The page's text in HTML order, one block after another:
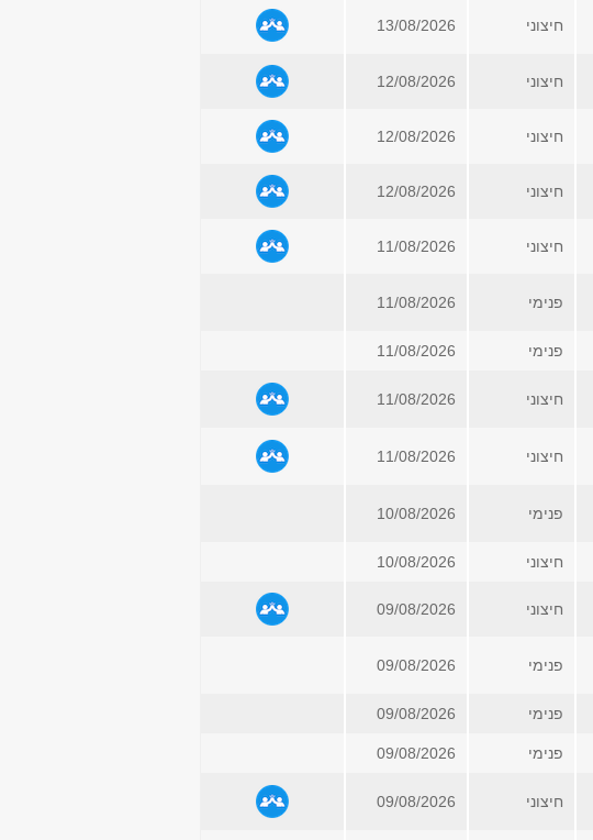
חיצוני 13/08/2026
חיצוני 12/08/2026
חיצוני 12/08/2026
חיצוני 12/08/2026
חיצוני 11/08/2026
פנימי 11/08/2026
פנימי 11/08/2026
חיצוני 11/08/2026
חיצוני 11/08/2026
פנימי 10/08/2026
חיצוני 10/08/2026
חיצוני 09/08/2026
פנימי 09/08/2026
פנימי 09/08/2026
פנימי 09/08/2026
חיצוני 09/08/2026